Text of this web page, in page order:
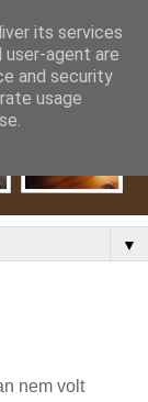
▼
nem volt
its services
user-agent are
and security
usage